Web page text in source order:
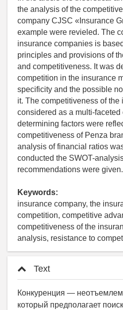
the analysis of the
company CJSC «Insurance
example were revieled. The
insurance companies is
principles and provisions of
and competitiveness. It was
competition in the insurance
specificity and the possible
it. The competitiveness of
considered as a multi-faceted
determining factors were
competitiveness of Penza
analysis of financial ratios
conducted the SWOT-
recommendations were given.
Keywords:
insurance company, the
competition, competitive
competitiveness of the
analysis, resistance to
Text
Конкуренция —
который предполагает